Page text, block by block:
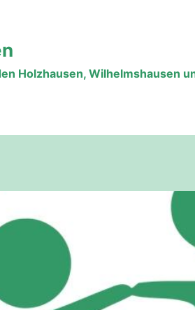
Holzhausen, Wilhelmshausen